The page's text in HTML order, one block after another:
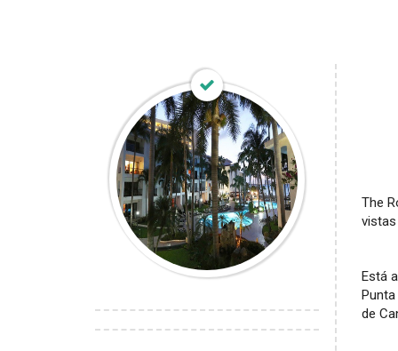
The
Está
de